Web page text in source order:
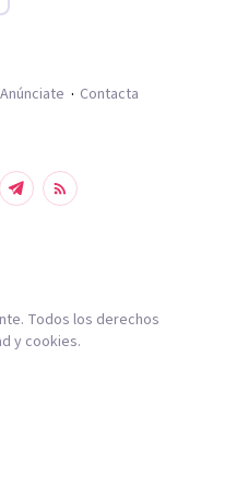
Anúnciate Contacta
Todos los derechos
y cookies.